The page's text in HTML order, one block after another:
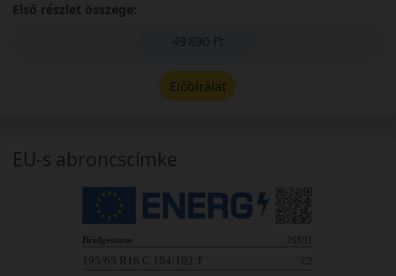
Első részlet összege:
49 890 Ft
Előbírálat
EU-s abroncscímke